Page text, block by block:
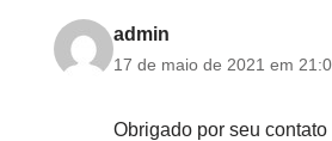
admin
17 de maio de 2021 em
Obrigado por seu